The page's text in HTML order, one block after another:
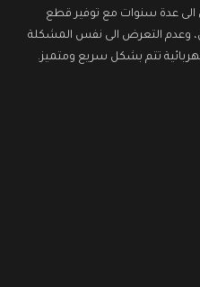
الى عدة سنوات مع توفير قطع
وعدم التعرض الى نفس المشكلة
تتم بشكل سريع ومتميز.